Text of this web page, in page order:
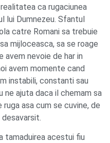
ca rugaciunea
lui Dumnezeu. Sfantul
catre Romani sa trebuie
mijloceasca, sa se roage
avem nevoie de har in
avem momente cand
instabili, constanti sau
ne ajuta daca il chemam sa
asa cum se cuvine, de
tamaduirea acestui fiu